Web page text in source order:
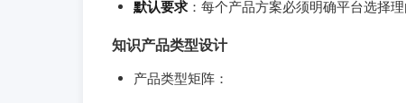
默认要求：每个产品方案必须明确平台选择
知识产品类型设计
产品类型矩阵：